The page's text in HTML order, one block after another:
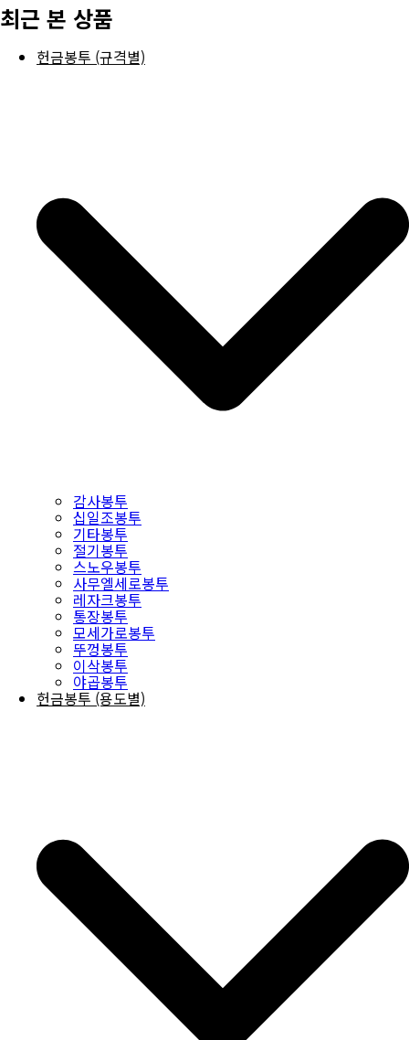
최근 본 상품
헌금봉투 (규격별)
감사봉투
십일조봉투
기타봉투
절기봉투
스노우봉투
사무엘세로봉투
레자크봉투
통장봉투
모세가로봉투
뚜껑봉투
이삭봉투
야곱봉투
헌금봉투 (용도별)